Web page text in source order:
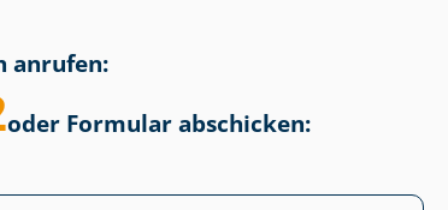
anrufen:
oder Formular abschicken: